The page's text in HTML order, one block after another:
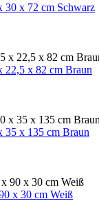
30 x 72 cm Schwarz
22,5 x 82 cm Braun
35 x 135 cm Braun
x 30 cm Weiß